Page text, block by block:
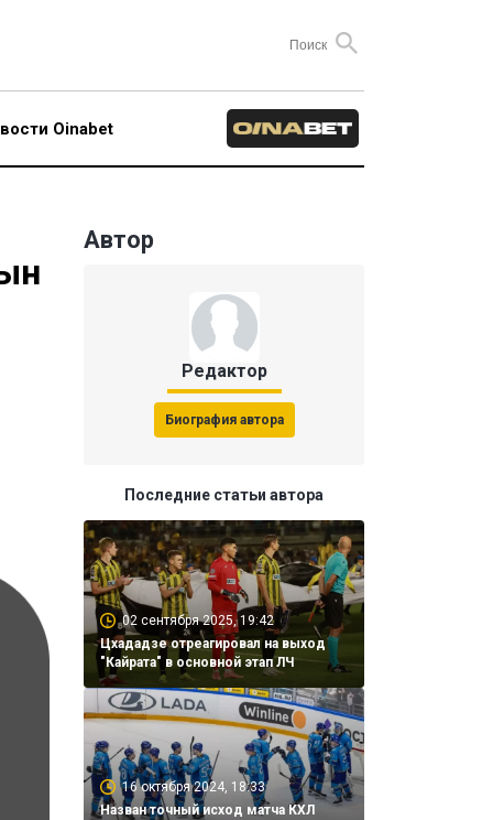
Oinabet
Автор
Редактор
Биография автора
Последние статьи автора
02 сентября 2025, 19:42
Цхададзе отреагировал на выход
"Кайрата" в основной этап ЛЧ
16 октября 2024, 18:33
Назван точный исход матча КХЛ